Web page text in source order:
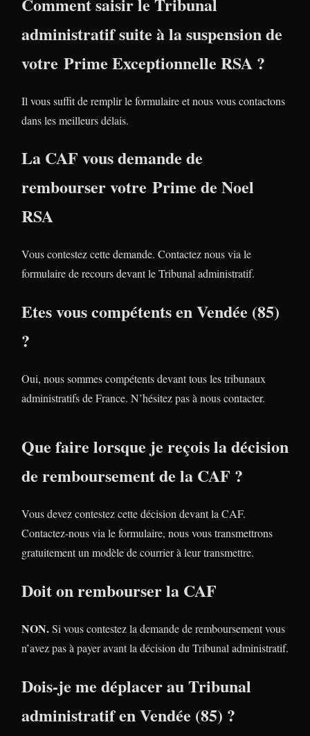
administratif suite à la suspension de
votre Prime Exceptionnelle RSA ?
Il vous suffit de remplir le formulaire et nous vous contactons
dans les meilleurs délais.
La CAF vous demande de
rembourser votre Prime de Noel
RSA
Vous contestez cette demande. Contactez nous via le
formulaire de recours devant le Tribunal administratif.
Etes vous compétents en Vendée (85)
?
Oui, nous sommes compétents devant tous les tribunaux
administratifs de France. N’hésitez pas à nous contacter.
Que faire lorsque je reçois la décision
de remboursement de la CAF ?
Vous devez contestez cette décision devant la CAF.
Contactez-nous via le formulaire, nous vous transmettrons
gratuitement un modèle de courrier à leur transmettre.
Doit on rembourser la CAF
NON.Si vous contestez la demande de remboursement vous
n’avez pas à payer avant la décision du Tribunal administratif.
Dois-je me déplacer au Tribunal
administratif en Vendée (85) ?